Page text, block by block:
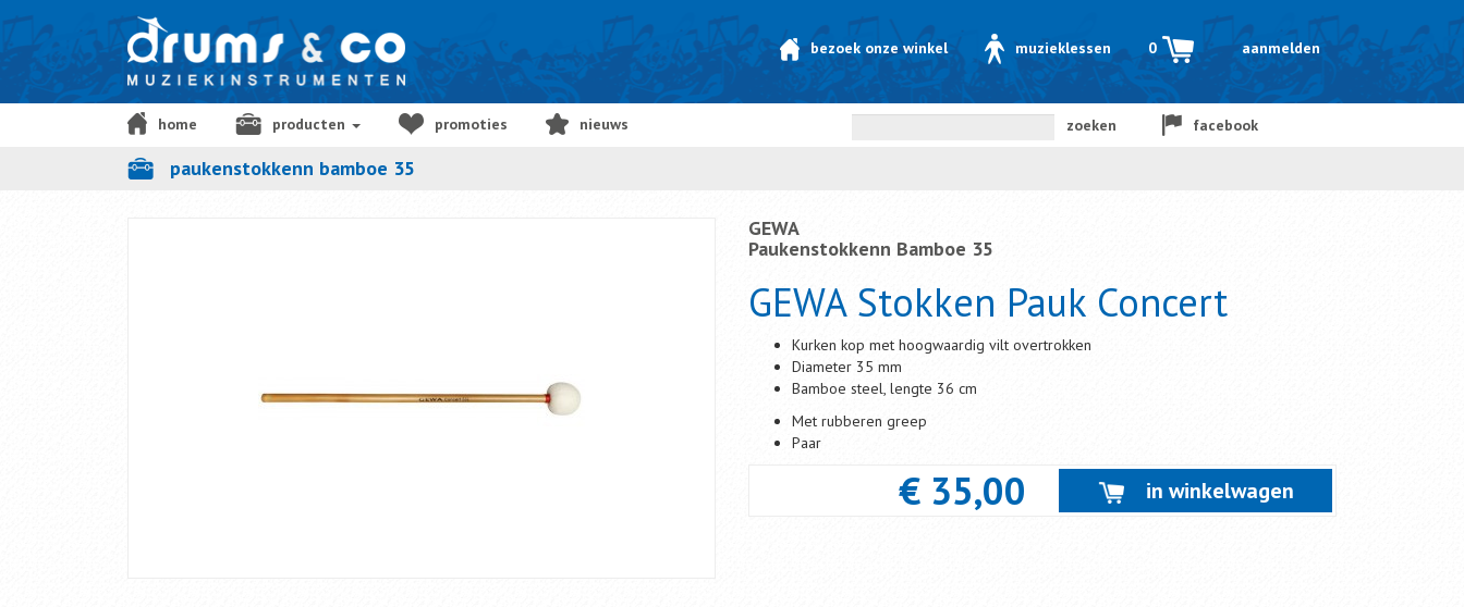
bezoek onze winkel muzieklessen 0 aanmelden
home producten promoties nieuws
cadeaubon
zoeken facebook
paukenstokkenn bamboe 35
GEWA
Paukenstokkenn Bamboe 35
GEWA Stokken Pauk Concert
Kurken kop met hoogwaardig vilt overtrokken
Diameter 35 mm
Bamboe steel, lengte 36 cm
Met rubberen greep
Paar
€ 35,00 in winkelwagen